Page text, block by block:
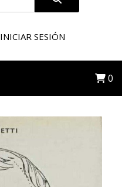
INICIAR SESIÓN
0